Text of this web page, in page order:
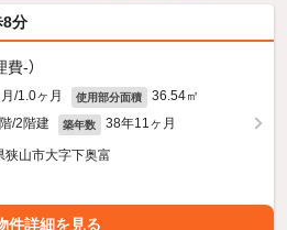
8分
費-）
/1.0ヶ月 使用部分面積 36.54㎡
/2階建 築年数 38年11ヶ月
狭山市大字下奥富
件詳細を見る